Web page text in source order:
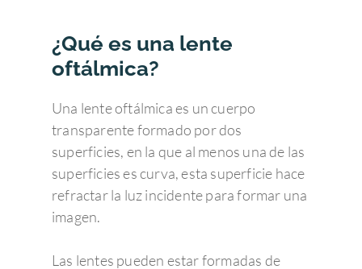
¿Qué es una lente
oftálmica?
Una lente oftálmica es un cuerpo
transparente formado por dos
superficies, en la que al menos una de las
superficies es curva, esta superficie hace
refractar la luz incidente para formar una
imagen.
Las lentes pueden estar formadas de